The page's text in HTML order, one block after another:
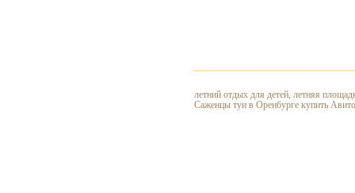
летний отдых для детей, летняя
Саженцы туи в Оренбурге купить Авито